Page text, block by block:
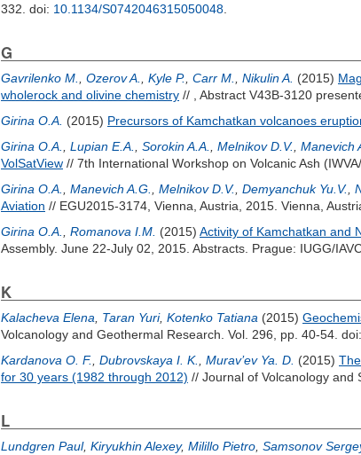
332. doi: 10.1134/S0742046315050048
G
Gavrilenko M. Ozerov A. Kyle P. Carr M. Nikulin A. (2015)
wholerock and olivine chemistry // , Abstract V43B-3120
Girina O.A. (2015) Precursors of Kamchatkan volcanoes
Girina O.A.
Lupian E.A. Sorokin A.A. Melnikov D.V. Manevich
VolSatView // 7th International Workshop on Volcanic Ash
Girina O.A.
Manevich A.G. Melnikov D.V. Demyanchuk Yu.V.
Aviation // EGU2015-3174, Vienna, Austria, 2015. Vienna,
Girina O.A.
Romanova I.M. (2015) Activity of Kamchatkan and
Assembly. June 22-July 02, 2015. Abstracts. Prague: IUGG/
K
Kalacheva Elena Taran Yuri, Kotenko Tatiana (2015)
Volcanology and Geothermal Research. Vol. 296, pp. 40-54. doi:
Kardanova O. F. Dubrovskaya I. K. Murav’ev Ya. D. (2015)
for 30 years (1982 through 2012) // Journal of Volcanology and
L
Lundgren Paul, Kiryukhin Alexey, Milillo Pietro Samsonov